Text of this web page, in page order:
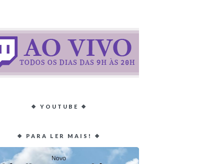
❖ YOUTUBE ❖
❖ PARA LER MAIS! ❖